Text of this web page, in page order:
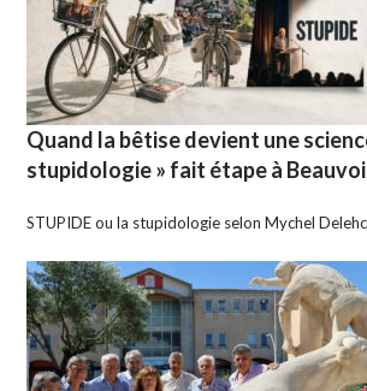
Quand la bêtise devient une
stupidologie » fait étape à
STUPIDE ou la stupidologie selon Mychel